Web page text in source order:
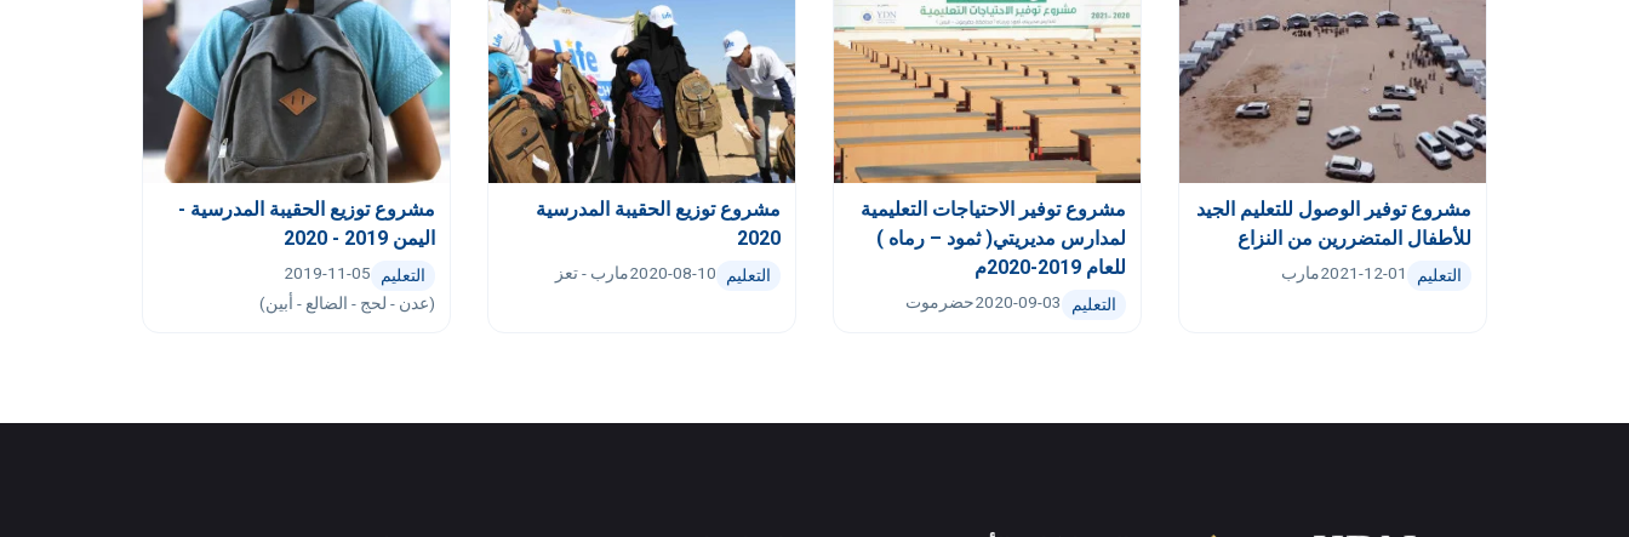
مشروع توفير الوصول للتعليم الجيد
للأطفال المتضررين من النزاع
التعليم 2021-12-01مارب
مشروع توفير الاحتياجات التعليمية
لمدارس مديريتي( ثمود – رماه )
للعام 2019-2020م‬‬‬‬‬‬‬‬‬‬‬‬‬‬
التعليم 2020-09-03حضرموت
مشروع توزيع الحقيبة المدرسية
2020
التعليم 2020-08-10مارب - تعز
مشروع توزيع الحقيبة المدرسية -
اليمن 2019 - 2020
التعليم
2019-11-05
(عدن - لحج - الضالع - أبين)